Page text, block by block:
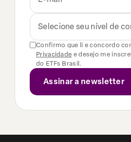
Selecione seu nível de
Confirmo que li e concordo
Privacidade e desejo me
do ETFs Brasil.